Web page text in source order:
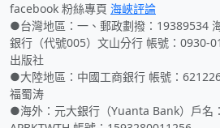
facebook 粉絲專頁 海峽評論
●台灣地區：一、郵政劃撥：19389534
銀行（代號005）文山分行 帳號：0930-
出版社
●大陸地區：中國工商銀行 帳號：
福蜀涛
●海外：元大銀行（Yuanta Bank）戶名